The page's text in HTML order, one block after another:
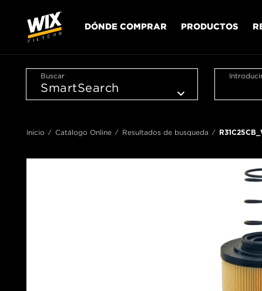
DÓNDE COMPRAR PRODUCTOS
Buscar
Inicio Catálogo Online Resultados de busqueda